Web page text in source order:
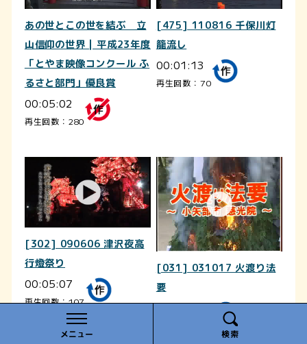
メニュー 検索
あの世とこの世を結ぶ 立
山信仰の世界 | 平成23年度
「とやま映像コンクール ふ
るさと部門」優良賞
00:05:02
再生回数：280
[475] 110816 千保川灯
籠流し
00:01:13
再生回数：70
[302] 090606 津沢夜高
行燈祭り
00:05:07
再生回数：107
[031] 031017 火渡り法
要
00:17:47